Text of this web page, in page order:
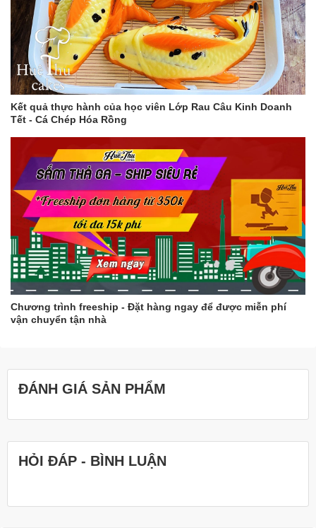
Kết quả thực hành của học viên Lớp Rau Câu Kinh Doanh
Tết - Cá Chép Hóa Rồng
Chương trình freeship - Đặt hàng ngay để được miễn phí
vận chuyển tận nhà
ĐÁNH GIÁ SẢN PHẨM
HỎI ĐÁP - BÌNH LUẬN